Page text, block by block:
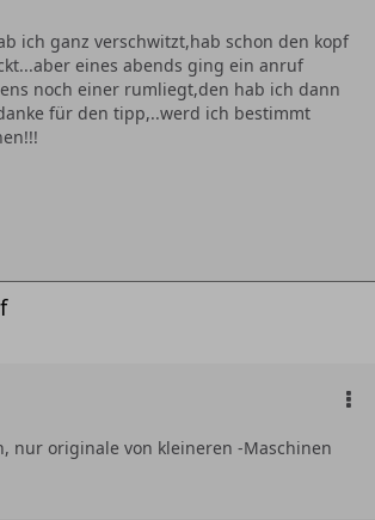
Schnäppchen dort gemacht, und das
zum Beispiel auch bestätigen
viel rumstehen! Bringste mir dann grad
Aber mit Schiebedach
ich ganz verschwitzt,hab schon den kopf
eines abends ging ein anruf
noch einer rumliegt,den hab ich dann
für den tipp,..werd ich bestimmt
nur originale von kleineren -Maschinen